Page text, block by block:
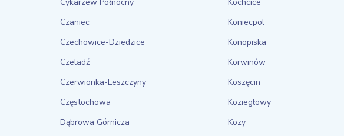
Czaniec
Czechowice-Dziedzice
Czeladź
Czerwionka-Leszczyny
Częstochowa
Dąbrowa Górnicza
Koniecpol
Konopiska
Korwinów
Koszęcin
Koziegłowy
Kozy